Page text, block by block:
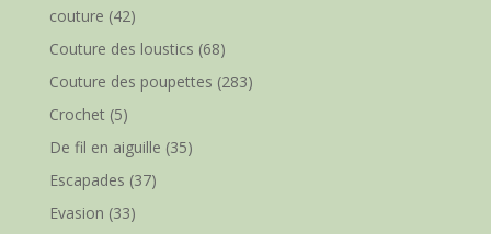
couture (42)
Couture des loustics (68)
Couture des poupettes (283)
Crochet(5)
De fil en aiguille (35)
Escapades (37)
Evasion (33)